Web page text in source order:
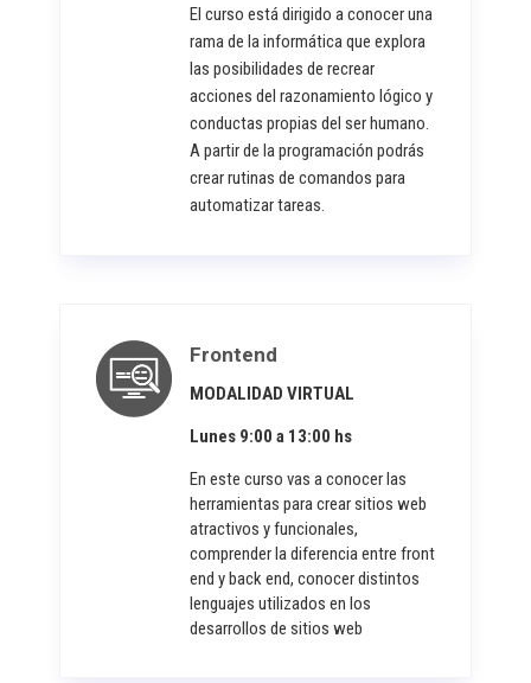
El curso está dirigido a conocer una
rama de la informática que explora
las posibilidades de recrear
acciones del razonamiento lógico y
conductas propias del ser humano.
A partir de la programación podrás
crear rutinas de comandos para
automatizar tareas.
Frontend
MODALIDAD VIRTUAL
Lunes 9:00 a 13:00 hs
En este curso vas a conocer las
herramientas para crear sitios web
atractivos y funcionales,
comprender la diferencia entre front
end y back end, conocer distintos
lenguajes utilizados en los
desarrollos de sitios web